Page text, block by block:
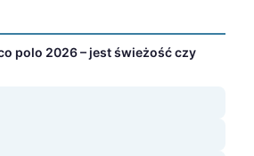
polo 2026 – jest świeżość czy